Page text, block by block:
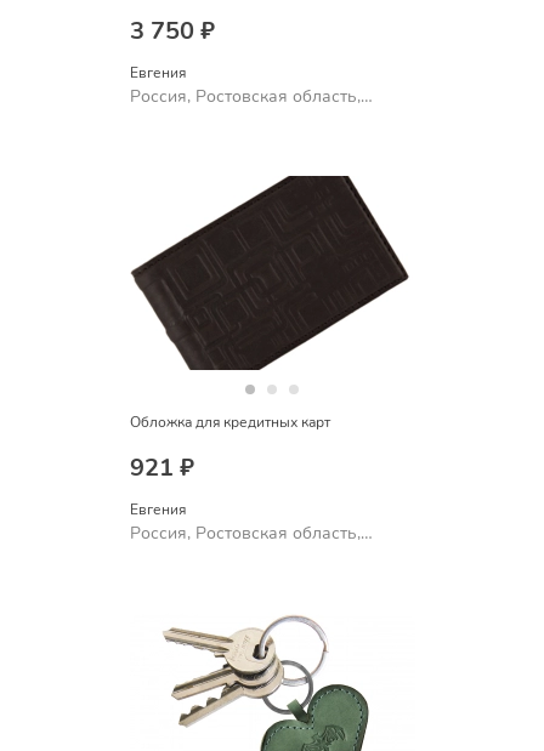
3 750 ₽
Евгения
Россия, Ростовская область,
Обложка для кредитных карт
921 ₽
Евгения
Россия, Ростовская область,